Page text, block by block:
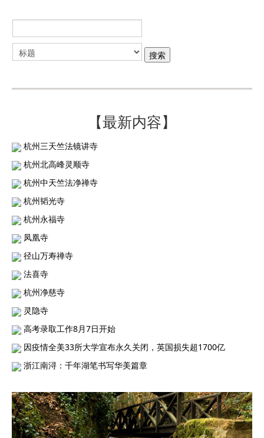
【最新内容】
杭州三天竺法镜讲寺
杭州北高峰灵顺寺
杭州中天竺法净禅寺
杭州韬光寺
杭州永福寺
凤凰寺
径山万寿禅寺
法喜寺
杭州净慈寺
灵隐寺
高考录取工作8月7日开始
因疫情全美33所大学宣布永久关闭，英国损失超1700亿
浙江南浔：千年湖笔书写华美篇章